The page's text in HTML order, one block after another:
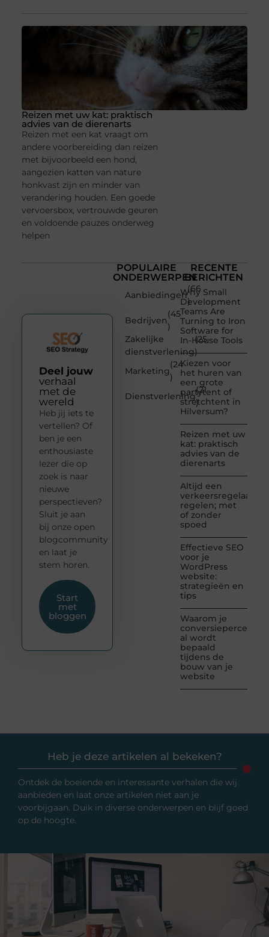
Reizen met uw kat: praktisch
advies van de dierenarts
Reizen met een kat vraagt om
andere voorbereiding dan reizen
met bijvoorbeeld een hond,
aangezien katten van nature
honkvast zijn en minder van
verandering houden. Een goede
vervoersbox, vertrouwde geuren
en voldoende pauzes onderweg
helpen
POPULAIRE
ONDERWERPEN
Aanbiedingen
(66
)
Bedrijven
(45
)
Zakelijke
dienstverlening
(25
)
Marketing
(24
)
Dienstverlening
(21
)
RECENTE
BERICHTEN
Why Small
Development
Teams Are
Turning to Iron
Software for
In-House Tools
Kiezen voor
het huren van
een grote
partytent of
stretchtent in
Hilversum?
Reizen met uw
kat: praktisch
advies van de
dierenarts
Altijd een
verkeersregelaar
regelen; met
of zonder
spoed
Effectieve SEO
voor je
WordPress
website:
strategieën en
tips
Waarom je
al wordt
bepaald
tijdens de
bouw van je
website
Deel jouw
verhaal
met de
wereld
Heb jij iets te
vertellen? Of
ben je een
enthousiaste
lezer die op
zoek is naar
nieuwe
perspectieven?
Sluit je aan
bij onze open
blogcommunity
en laat je
stem horen.
Start
met
bloggen
Heb je deze artikelen al bekeken?
Ontdek de boeiende en interessante verhalen die wij
aanbieden en laat onze artikelen niet aan je
voorbijgaan. Duik in diverse onderwerpen en blijf goed
op de hoogte.